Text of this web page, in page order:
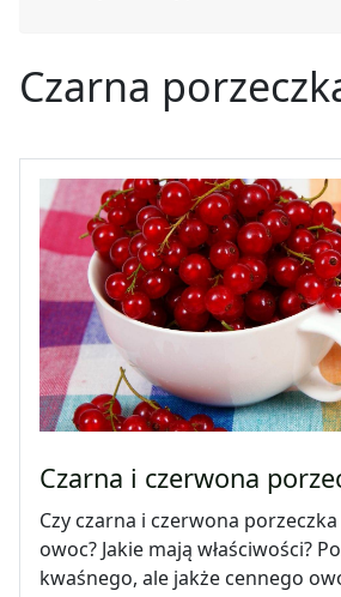
Czarna
Czarna i czerwona
Czy czarna i czerwona
owoc? Jakie mają właściwości?
kwaśnego, ale jakże cennego